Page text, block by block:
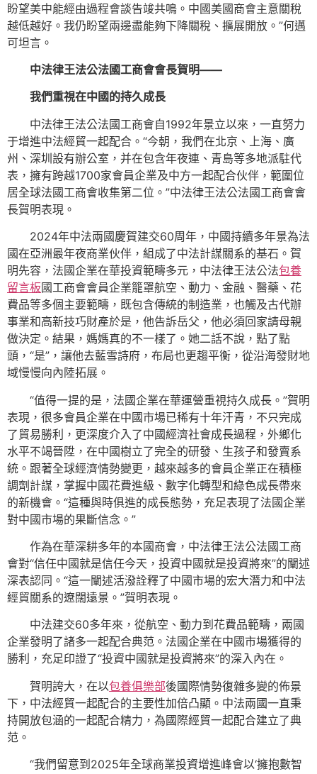
盼望美中能經由過程會談告竣共鳴。中國美國商會主意關稅
越低越好。我仍盼望兩邊盡能夠下降關稅、擴展開放。”何邁
可坦言。
中法律王法公法國工商會會長賀明——
我們重視在中國的持久成長
中法律王法公法國工商會自1992年景立以來，一直努力
于增進中法經貿一起配合。“今朝，我們在北京、上海、廣
州、深圳設有辦公室，并在包含年夜連、青島等多地派駐代
表，擁有跨越1700家會員企業及中方一起配合伙伴，範圍位
居全球法國工商會收集第二位。”中法律王法公法國工商會會
長賀明表現。
2024年中法兩國慶賀建交60周年，中國持續多年景為法
國在亞洲最年夜商業伙伴，組成了中法計謀關系的基石。賀
明先容，法國企業在華投資範疇多元，中法律王法公法包養
留言板國工商會會員企業籠罩航空、動力、金融、醫藥、花
費品等多個主要範疇，既包含傳統的制造業，也觸及古代辦
事業和高新技巧財產於是，他告訴岳父，他必須回家請母親
做決定。結果，媽媽真的不一樣了。她二話不說，點了點
頭，“是”，讓他去藍雪詩府，布局也更趨平衡，從沿海發財地
域慢慢向內陸拓展。
“值得一提的是，法國企業在華運營重視持久成長。”賀明
表現，很多會員企業在中國市場已稀有十年汗青，不只完成
了貿易勝利，更深度介入了中國經濟社會成長過程，外鄉化
水平不竭晉陞，在中國樹立了完全的研發、生孩子和發賣系
統。跟著全球經濟情勢變更，越來越多的會員企業正在積極
調劑計謀，掌握中國花費進級、數字化轉型和綠色成長帶來
的新機會。“這種與時俱進的成長態勢，充足表現了法國企業
對中國市場的果斷信念。”
作為在華深耕多年的本國商會，中法律王法公法國工商
會對“信任中國就是信任今天，投資中國就是投資將來”的闡述
深表認同。“這一闡述活潑詮釋了中國市場的宏大潛力和中法
經貿關系的遼闊遠景。”賀明表現。
中法建交60多年來，從航空、動力到花費品範疇，兩國
企業發明了諸多一起配合典范。法國企業在中國市場獲得的
勝利，充足印證了“投資中國就是投資將來”的深入內在。
賀明誇大，在以包養俱樂部後國際情勢復雜多變的佈景
下，中法經貿一起配合的主要性加倍凸顯。中法兩國一直秉
持開放包涵的一起配合精力，為國際經貿一起配合建立了典
范。
“我們留意到2025年全球商業投資增進峰會以‘擁抱數智